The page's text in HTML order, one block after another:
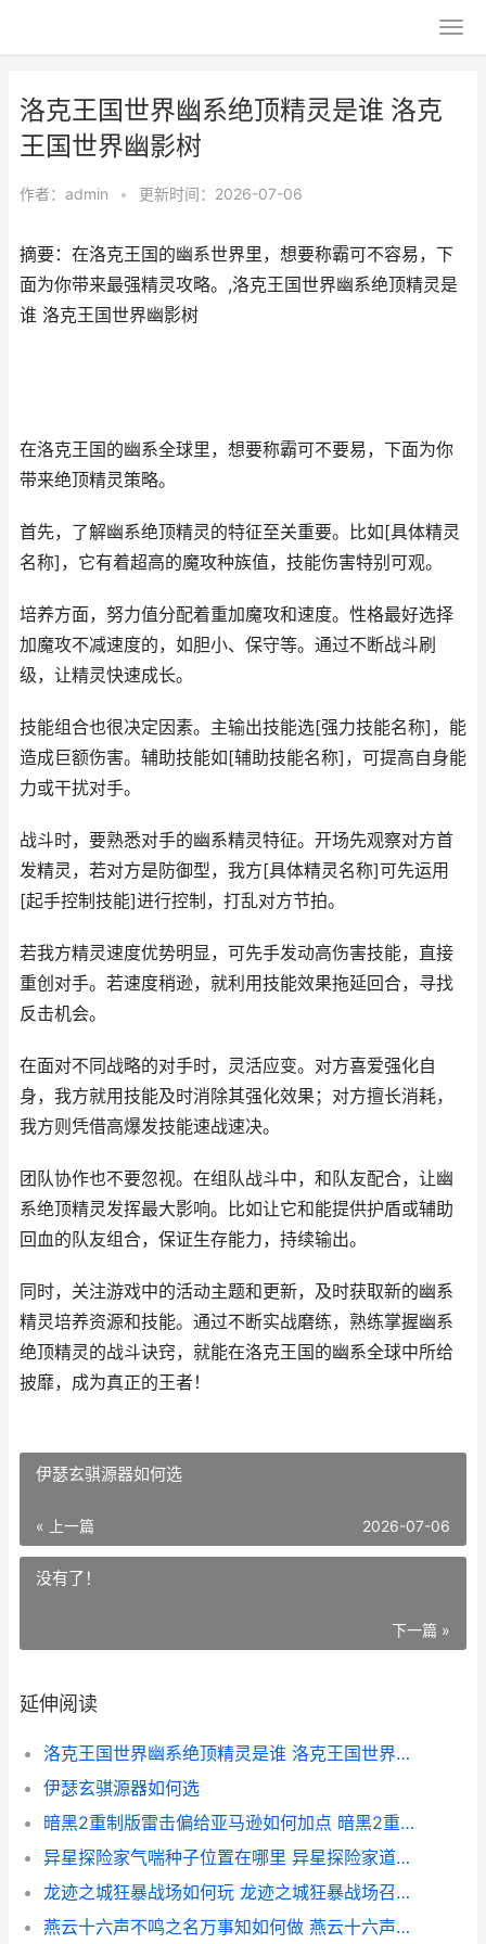
洛克王国世界幽系绝顶精灵是谁 洛克
王国世界幽影树
作者： admin • 更新时间：2026-07-06
摘要：在洛克王国的幽系世界里，想要称霸可不容易，下
面为你带来最强精灵攻略。,洛克王国世界幽系绝顶精灵是
谁 洛克王国世界幽影树
在洛克王国的幽系全球里，想要称霸可不要易，下面为你
带来绝顶精灵策略。
首先，了解幽系绝顶精灵的特征至关重要。比如[具体精灵
名称]，它有着超高的魔攻种族值，技能伤害特别可观。
培养方面，努力值分配着重加魔攻和速度。性格最好选择
加魔攻不减速度的，如胆小、保守等。通过不断战斗刷
级，让精灵快速成长。
技能组合也很决定因素。主输出技能选[强力技能名称]，能
造成巨额伤害。辅助技能如[辅助技能名称]，可提高自身能
力或干扰对手。
战斗时，要熟悉对手的幽系精灵特征。开场先观察对方首
发精灵，若对方是防御型，我方[具体精灵名称]可先运用
[起手控制技能]进行控制，打乱对方节拍。
若我方精灵速度优势明显，可先手发动高伤害技能，直接
重创对手。若速度稍逊，就利用技能效果拖延回合，寻找
反击机会。
在面对不同战略的对手时，灵活应变。对方喜爱强化自
身，我方就用技能及时消除其强化效果；对方擅长消耗，
我方则凭借高爆发技能速战速决。
团队协作也不要忽视。在组队战斗中，和队友配合，让幽
系绝顶精灵发挥最大影响。比如让它和能提供护盾或辅助
回血的队友组合，保证生存能力，持续输出。
同时，关注游戏中的活动主题和更新，及时获取新的幽系
精灵培养资源和技能。通过不断实战磨练，熟练掌握幽系
绝顶精灵的战斗诀窍，就能在洛克王国的幽系全球中所给
披靡，成为真正的王者！
伊瑟玄骐源器如何选
« 上一篇 2026-07-06
没有了！
下一篇 »
延伸阅读
洛克王国世界幽系绝顶精灵是谁 洛克王国世界幽影树
伊瑟玄骐源器如何选
暗黑2重制版雷击偏给亚马逊如何加点 暗黑2重制版雷击和泰坦哪个好
异星探险家气喘种子位置在哪里 异星探险家道具介绍
龙迹之城狂暴战场如何玩 龙迹之城狂暴战场召集令
燕云十六声不鸣之名万事知如何做 燕云十六声不鸣之名